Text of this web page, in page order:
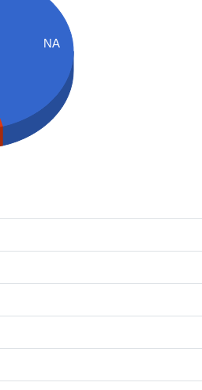
NA